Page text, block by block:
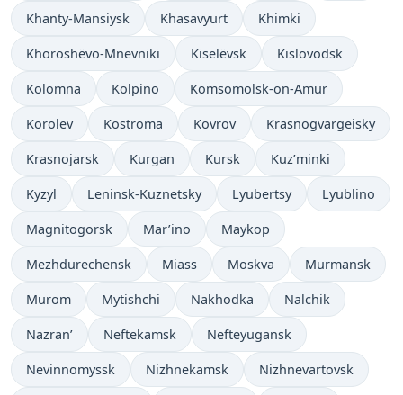
Khanty-Mansiysk Khasavyurt Khimki
Khoroshëvo-Mnevniki Kiselëvsk Kislovodsk
Kolomna Kolpino Komsomolsk-on-Amur
Korolev Kostroma Kovrov Krasnogvargeisky
Krasnojarsk Kurgan Kursk Kuz’minki
Kyzyl Leninsk-Kuznetsky Lyubertsy Lyublino
Magnitogorsk Mar’ino Maykop
Mezhdurechensk Miass Moskva Murmansk
Murom Mytishchi Nakhodka Nalchik
Nazran’ Neftekamsk Nefteyugansk
Nevinnomyssk Nizhnekamsk Nizhnevartovsk